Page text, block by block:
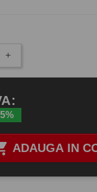
+
ADAUGA IN
: